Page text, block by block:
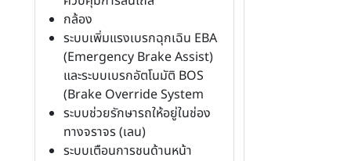
กล้อง
ระบบเพิ่มแรงเบรกฉุกเฉิน EBA
(Emergency Brake Assist)
และระบบเบรกอัตโนมัติ BOS
(Brake Override System
ระบบช่วยรักษารถให้อยู่ในช่อง
ทางจราจร (เลน)
ระบบเตือนการชนด้านหน้า